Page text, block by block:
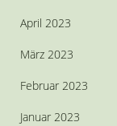
April 2023
März 2023
Februar 2023
Januar 2023